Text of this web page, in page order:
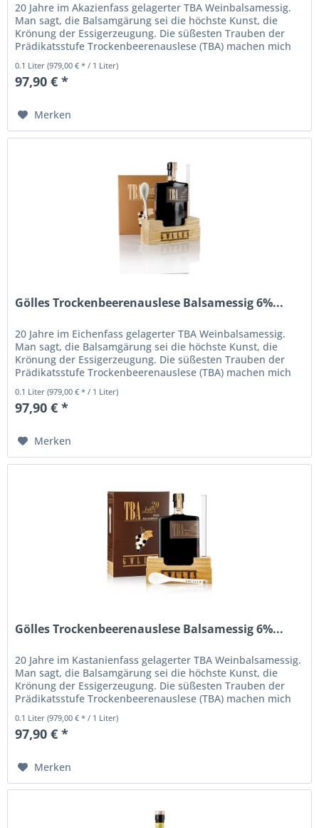
20 Jahre im Akazienfass gelagerter TBA Weinbalsamessig.
Man sagt, die Balsamgärung sei die höchste Kunst, die
Krönung der Essigerzeugung. Die süßesten Trauben der
Prädikatsstufe Trockenbeerenauslese (TBA) machen mich
zu einem...
0.1 Liter(979,00 € * / 1 Liter)
97,90 € *
Merken
Gölles Trockenbeerenauslese Balsamessig 6%...
20 Jahre im Eichenfass gelagerter TBA Weinbalsamessig.
Man sagt, die Balsamgärung sei die höchste Kunst, die
Krönung der Essigerzeugung. Die süßesten Trauben der
Prädikatsstufe Trockenbeerenauslese (TBA) machen mich
zu einem...
0.1 Liter(979,00 € * / 1 Liter)
97,90 € *
Merken
Gölles Trockenbeerenauslese Balsamessig 6%...
20 Jahre im Kastanienfass gelagerter TBA Weinbalsamessig.
Man sagt, die Balsamgärung sei die höchste Kunst, die
Krönung der Essigerzeugung. Die süßesten Trauben der
Prädikatsstufe Trockenbeerenauslese (TBA) machen mich
0.1 Liter(979,00 € * / 1 Liter)
97,90 € *
Merken